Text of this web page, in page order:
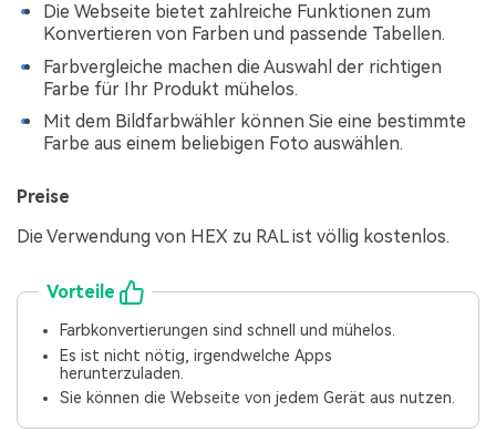
Die Webseite bietet zahlreiche Funktionen zum
Konvertieren von Farben und passende Tabellen.
Farbvergleiche machen die Auswahl der richtigen
Farbe für Ihr Produkt mühelos.
Mit dem Bildfarbwähler können Sie eine bestimmte
Farbe aus einem beliebigen Foto auswählen.
Preise
Die Verwendung von HEX zu RAL ist völlig kostenlos.
Vorteile
Farbkonvertierungen sind schnell und mühelos.
Es ist nicht nötig, irgendwelche Apps
herunterzuladen.
Sie können die Webseite von jedem Gerät aus nutzen.